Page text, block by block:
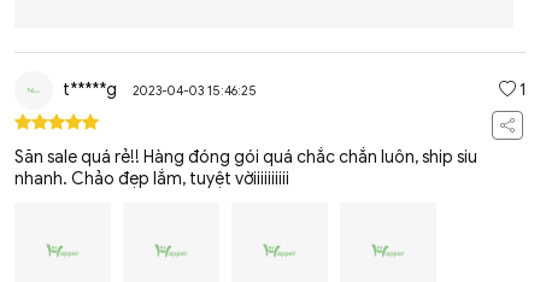
t*****g 2023-04-03 15:46:25 1
Săn sale quá rẻ!! Hàng đóng gói quá chắc chắn luôn, ship siu
nhanh. Chảo đẹp lắm, tuyệt vờiiiiiiiiii